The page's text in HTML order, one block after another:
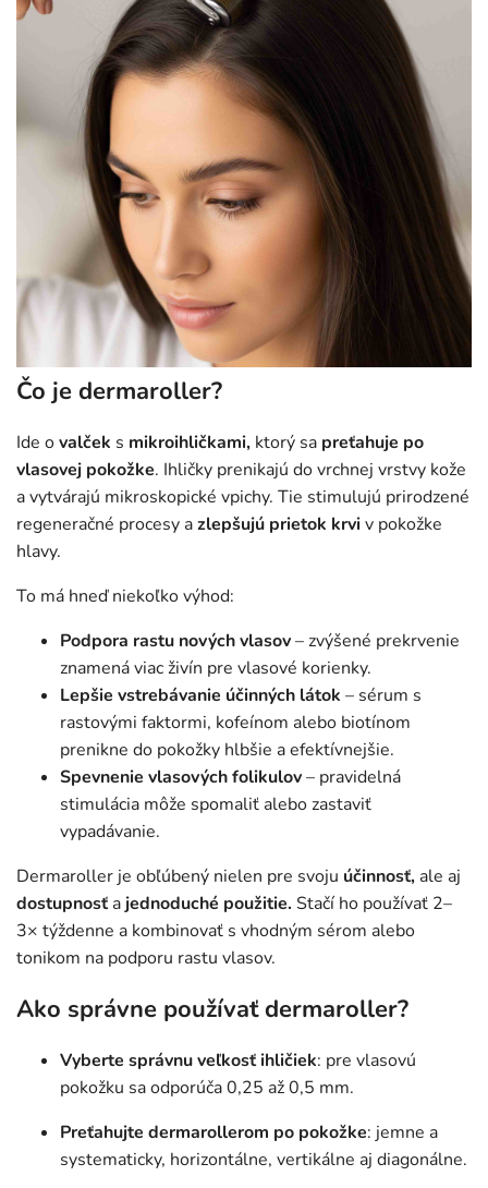
Čo je dermaroller?
Ide ovalček s mikroihličkami, ktorý sa preťahuje po
vlasovej pokožke. Ihličky prenikajú do vrchnej vrstvy kože
a vytvárajú mikroskopické vpichy. Tie stimulujú prirodzené
regeneračné procesy azlepšujú prietok krviv pokožke
hlavy.
To má hneď niekoľko výhod:
Podpora rastu nových vlasov– zvýšené prekrvenie
znamená viac živín pre vlasové korienky.
Lepšie vstrebávanie účinných látok – sérum s
rastovými faktormi, kofeínom alebo biotínom
prenikne do pokožky hlbšie a efektívnejšie.
Spevnenie vlasových folikulov– pravidelná
stimulácia môže spomaliť alebo zastaviť
vypadávanie.
Dermaroller je obľúbený nielen pre svoju účinnosť, ale aj
dostupnosťa jednoduché použitie. Stačí ho používať 2–
3× týždenne a kombinovať s vhodným sérom alebo
tonikom na podporu rastu vlasov.
Ako správne používať dermaroller?
Vyberte správnu veľkosť ihličiek: pre vlasovú
pokožku sa odporúča 0,25 až 0,5 mm.
Preťahujte dermarollerom po pokožke: jemne a
systematicky, horizontálne, vertikálne aj diagonálne.